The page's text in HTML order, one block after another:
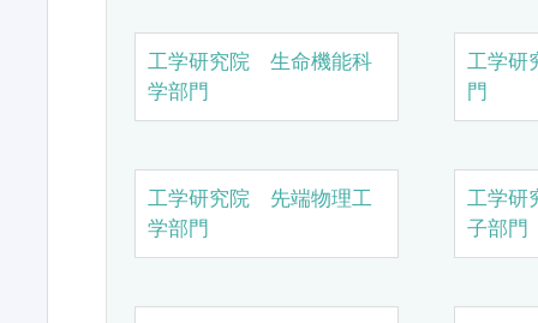
工学研究院 生命機能科
学部門
工学研
門
工学研究院 先端物理工
学部門
工学研
子部門